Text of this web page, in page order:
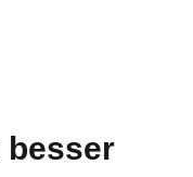
besser